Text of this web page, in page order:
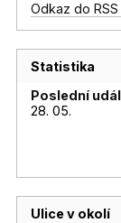
Odkaz do
Statistika
Poslední
28. 05.
Ulice v okolí